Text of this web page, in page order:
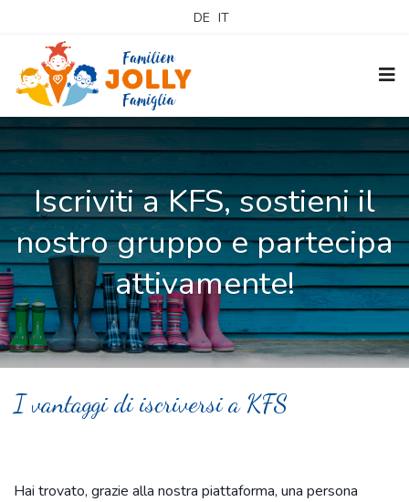
DE IT
Iscriviti a KFS, sostieni il
nostro gruppo e partecipa
attivamente!
I vantaggi di iscriversi a KFS
Hai trovato, grazie alla nostra piattaforma, una persona